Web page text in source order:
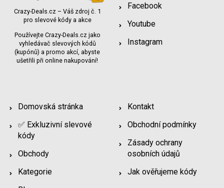
Crazy-Deals.cz – Váš zdroj č. 1
pro slevové kódy a akce
Používejte Crazy-Deals.cz jako
vyhledávač slevových kódů
(kupónů) a promo akcí, abyste
ušetřili při online nakupování!
Facebook
Youtube
Instagram
Domovská stránka
✅ Exkluzivní slevové
kódy
Obchody
Kategorie
Kontakt
Obchodní podmínky
Zásady ochrany
osobních údajů
Jak ověřujeme kódy